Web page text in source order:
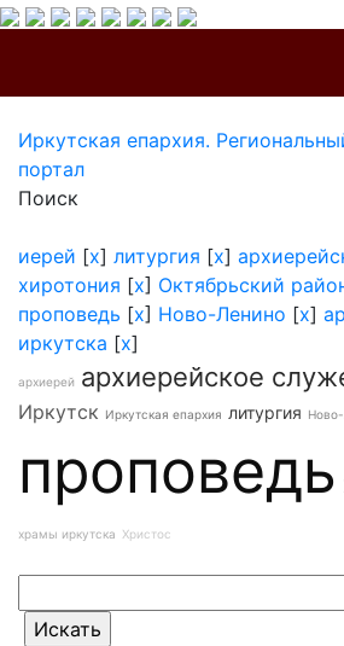
Иркутская епархия.
портал
Поиск
иерей [x] литургия [x]
хиротония [x] Октябрьский
проповедь [x] Ново-Ленино [x]
иркутска [x]
архиерей архиерейское
Иркутск Иркутская епархия литургия
проповедь
храмы иркутска Христос